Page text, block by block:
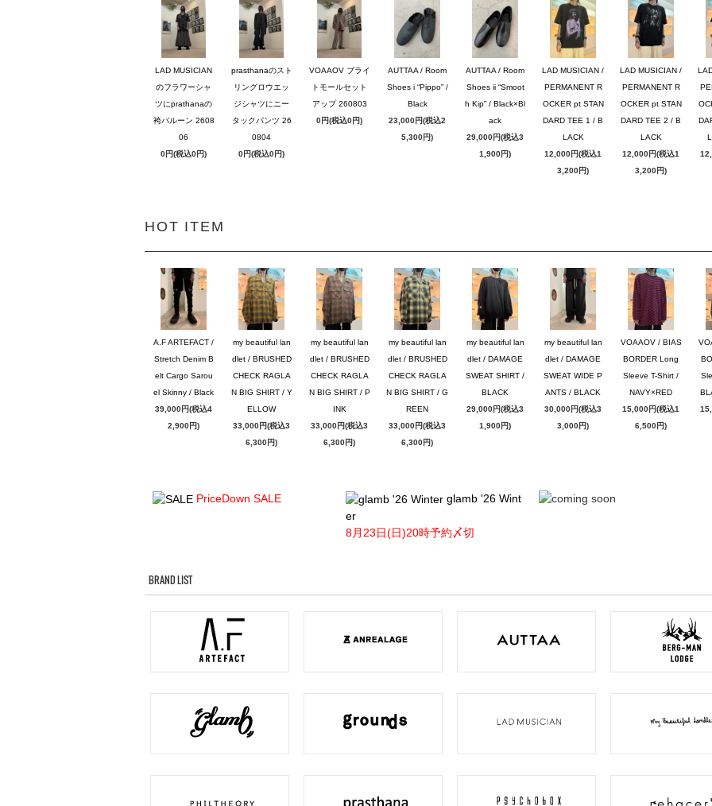
LAD MUSICIAN
のフラワーシャ
ツにprathanaの
袴バルーン 2608
06
0円(税込0円)
prasthanaのスト
リングロウエッ
ジシャツにニー
タックパンツ 26
0804
0円(税込0円)
VOAAOV ブライ
トモールセット
アップ 260803
0円(税込0円)
AUTTAA / Room
Shoes i “Pippo” /
Black
23,000円(税込2
5,300円)
AUTTAA / Room
Shoes ii “Smoot
h Kip” / Black×Bl
ack
29,000円(税込3
1,900円)
LAD MUSICIAN /
PERMANENT R
OCKER pt STAN
DARD TEE 1 / B
LACK
12,000円(税込1
3,200円)
LAD MUSICIAN /
PERMANENT R
OCKER pt STAN
DARD TEE 2 / B
LACK
12,000円(税込1
3,200円)
HOT ITEM
A.F ARTEFACT /
Stretch Denim B
elt Cargo Sarou
el Skinny / Black
39,000円(税込4
2,900円)
my beautiful lan
dlet / BRUSHED
CHECK RAGLA
N BIG SHIRT / Y
ELLOW
33,000円(税込3
6,300円)
my beautiful lan
dlet / BRUSHED
CHECK RAGLA
N BIG SHIRT / P
INK
33,000円(税込3
6,300円)
my beautiful lan
dlet / BRUSHED
CHECK RAGLA
N BIG SHIRT / G
REEN
33,000円(税込3
6,300円)
my beautiful lan
dlet / DAMAGE
SWEAT SHIRT /
BLACK
29,000円(税込3
1,900円)
my beautiful lan
dlet / DAMAGE
SWEAT WIDE P
ANTS / BLACK
30,000円(税込3
3,000円)
VOAAOV / BIAS
BORDER Long
Sleeve T-Shirt /
NAVY×RED
15,000円(税込1
6,500円)
PriceDown SALE
glamb '26 Wint
er
8月23日(日)20時予約〆切
BRAND LIST